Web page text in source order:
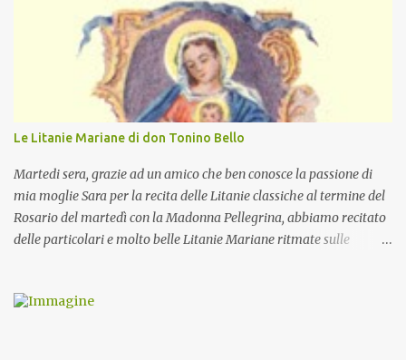
Le Litanie Mariane di don Tonino Bello
Martedi sera, grazie ad un amico che ben conosce la passione di
mia moglie Sara per la recita delle Litanie classiche al termine del
Rosario del martedì con la Madonna Pellegrina, abbiamo recitato
delle particolari e molto belle Litanie Mariane ritmate sulle
preghiera.